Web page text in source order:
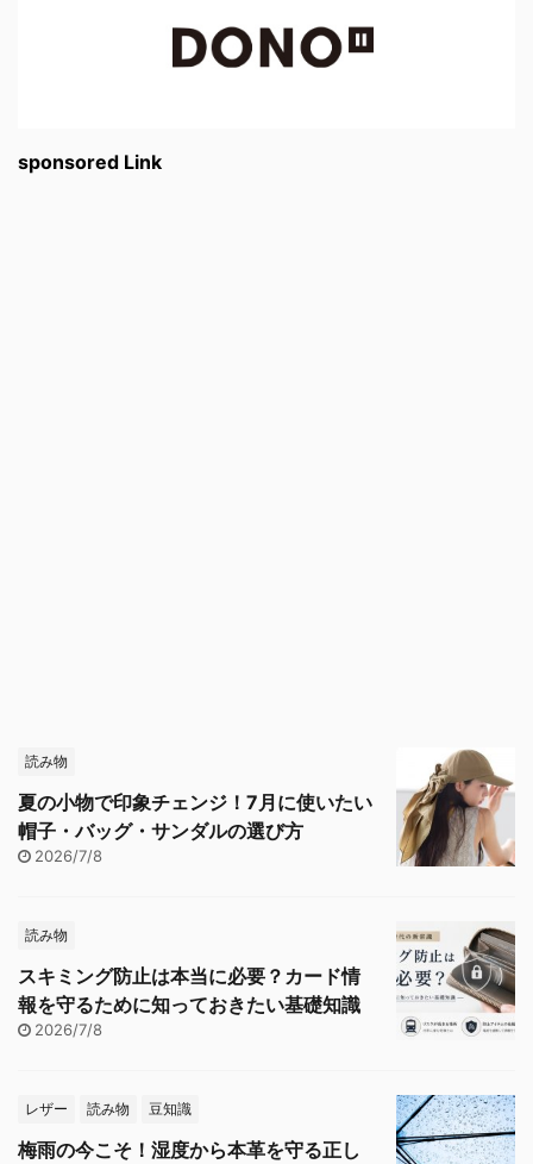
sponsored Link
読み物
夏の小物で印象チェンジ！7月に使いたい
帽子・バッグ・サンダルの選び方
2026/7/8
読み物
スキミング防止は本当に必要？カード情
報を守るために知っておきたい基礎知識
2026/7/8
レザー 読み物 豆知識
梅雨の今こそ！湿度から本革を守る正し